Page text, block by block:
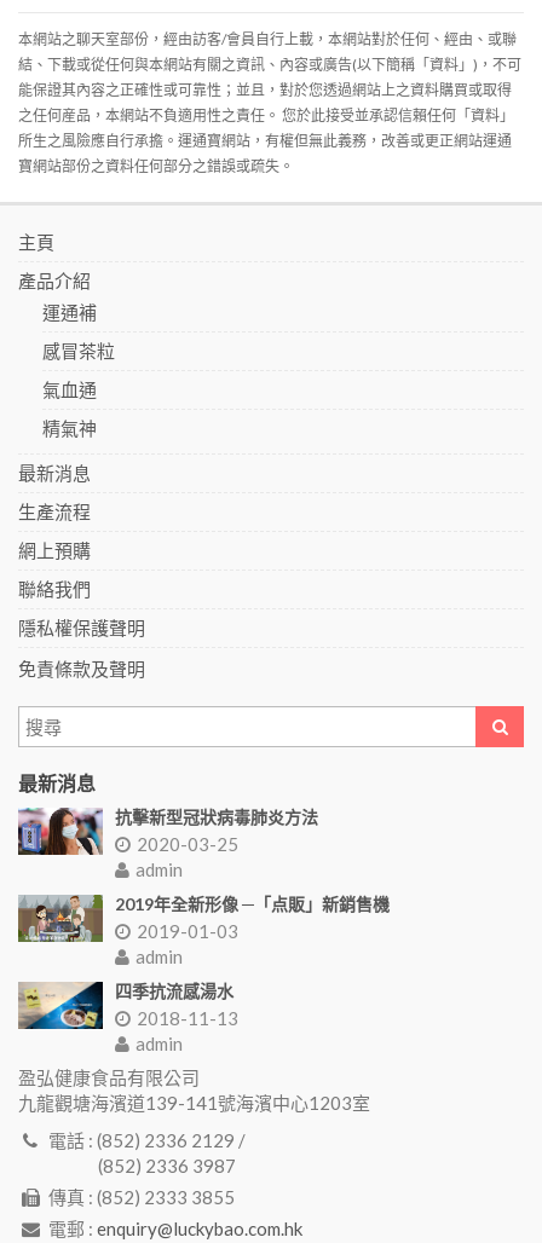
本網站之聊天室部份，經由訪客/會員自行上載，本網站對於任何、經由、或聯
結、下載或從任何與本網站有關之資訊、內容或廣告(以下簡稱「資料」)，不可
能保證其內容之正確性或可靠性；並且，對於您透過網站上之資料購買或取得
之任何産品，本網站不負適用性之責任。 您於此接受並承認信賴任何「資料」
所生之風險應自行承擔。運通寶網站，有權但無此義務，改善或更正網站運通
寶網站部份之資料任何部分之錯誤或疏失。
主頁
產品介紹
運通補
感冒茶粒
氣血通
精氣神
最新消息
生產流程
網上預購
聯絡我們
隱私權保護聲明
免責條款及聲明
最新消息
抗擊新型冠狀病毒肺炎方法
2020-03-25
admin
2019年全新形像 ─「点販」新銷售機
2019-01-03
admin
四季抗流感湯水
2018-11-13
admin
盈弘健康食品有限公司
九龍觀塘海濱道139-141號海濱中心1203室
電話 : (852) 2336 2129 /
(852) 2336 3987
傳真 : (852) 2333 3855
電郵 : enquiry@luckybao.com.hk